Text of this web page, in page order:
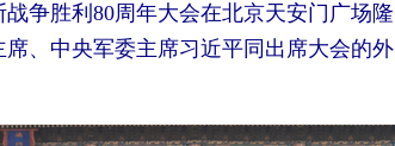
争胜利80周年大会在北京天安门广场隆
、中央军委主席习近平同出席大会的外